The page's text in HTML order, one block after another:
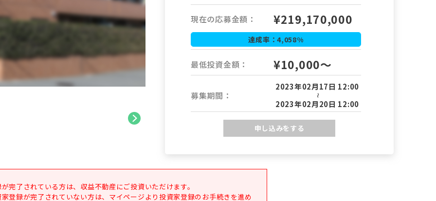
現在の応募金額： ¥219,170,000
達成率：4,058%
最低投資金額： ¥10,000～
募集期間：
2023年02月17日 12:00
～
2023年02月20日 12:00
申し込みをする
完了されている方は、収益不動産にご投資いただけます。
登録が完了されていない方は、マイページより投資家登録のお手続きを進め